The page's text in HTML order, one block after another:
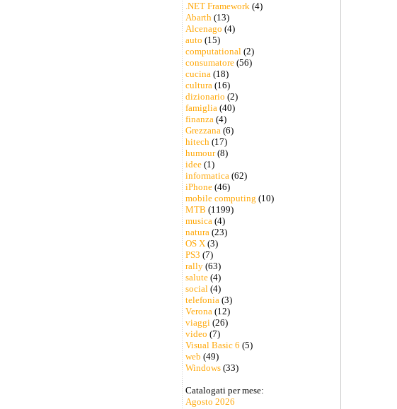
.NET Framework(4)
Abarth(13)
Alcenago (4)
auto (15)
computational(2)
consumatore(56)
cucina(18)
cultura(16)
dizionario (2)
famiglia(40)
finanza(4)
Grezzana(6)
hitech(17)
humour(8)
idee(1)
informatica(62)
iPhone(46)
mobile computing (10)
MTB (1199)
musica(4)
natura(23)
OS X(3)
PS3 (7)
rally(63)
salute(4)
social(4)
telefonia(3)
Verona(12)
viaggi(26)
video (7)
Visual Basic 6 (5)
web (49)
Windows(33)
Catalogati per mese:
Agosto 2026